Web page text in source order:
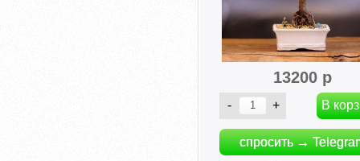
13200 р
спросить →